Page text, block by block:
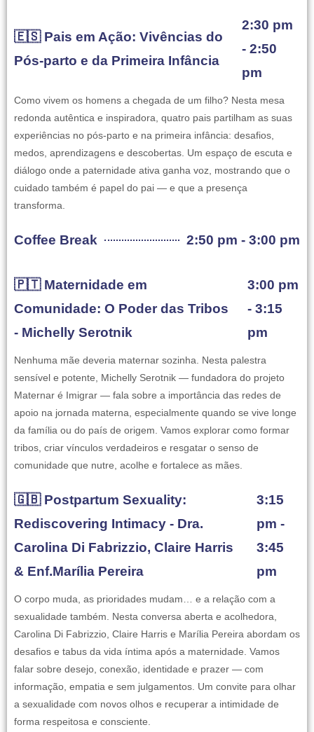
🇪🇸 Pais em Ação: Vivências do
Pós-parto e da Primeira Infância
2:30 pm
- 2:50
pm
Como vivem os homens a chegada de um filho? Nesta mesa
redonda autêntica e inspiradora, quatro pais partilham as suas
experiências no pós-parto e na primeira infância: desafios,
medos, aprendizagens e descobertas. Um espaço de escuta e
diálogo onde a paternidade ativa ganha voz, mostrando que o
cuidado também é papel do pai — e que a presença
transforma.
Coffee Break 2:50 pm - 3:00 pm
🇵🇹 Maternidade em
Comunidade: O Poder das Tribos
- Michelly Serotnik
3:00 pm
- 3:15
pm
Nenhuma mãe deveria maternar sozinha. Nesta palestra
sensível e potente, Michelly Serotnik — fundadora do projeto
Maternar é Imigrar — fala sobre a importância das redes de
apoio na jornada materna, especialmente quando se vive longe
da família ou do país de origem. Vamos explorar como formar
tribos, criar vínculos verdadeiros e resgatar o senso de
comunidade que nutre, acolhe e fortalece as mães.
🇬🇧 Postpartum Sexuality:
Rediscovering Intimacy - Dra.
Carolina Di Fabrizzio, Claire Harris
& Enf.Marília Pereira
3:15
pm -
3:45
pm
O corpo muda, as prioridades mudam… e a relação com a
sexualidade também. Nesta conversa aberta e acolhedora,
Carolina Di Fabrizzio, Claire Harris e Marília Pereira abordam os
desafios e tabus da vida íntima após a maternidade. Vamos
falar sobre desejo, conexão, identidade e prazer — com
informação, empatia e sem julgamentos. Um convite para olhar
a sexualidade com novos olhos e recuperar a intimidade de
forma respeitosa e consciente.